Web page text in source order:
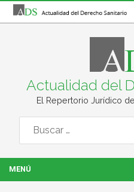
Actualidad del
El Repertorio Jurídico
MENÚ